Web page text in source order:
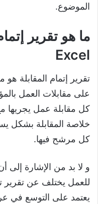
الموضوع.
ما هو تقرير
Excel
تقرير إتمام المقابلة
على مقابلات العمل
كل مقابلة عمل يجريها
خلاصة المقابلة بشكل
كل مرشح فيها.
و لا بد من الإشارة إلى
للعمل يختلف عن تقرير
يعتمد على التوسع في